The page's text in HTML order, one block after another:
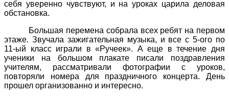
себя уверенно чувствуют, и на уроках царила деловая
обстановка.
Большая перемена собрала всех ребят на первом
этаже. Звучала зажигательная музыка, и все с 5-ого по
11-ый класс играли в «Ручеек». А еще в течение дня
ученики на большом плакате писали поздравления
учителям, рассматривали фотографии с уроков,
повторяли номера для праздничного концерта. День
прошел организованно и интересно.